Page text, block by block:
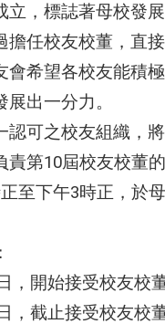
立，標誌著母校發
擔任校友校董，直
會希望各校友能積
出一分力。
認可之校友組織，
責第10屆校友校董
至下午3時正，於母
，開始接受校友校
，截止接受校友校